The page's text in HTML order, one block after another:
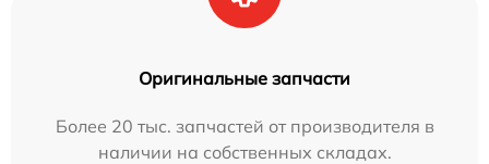
Оригинальные запчасти
Более 20 тыс. запчастей от производителя в
наличии на собственных складах.